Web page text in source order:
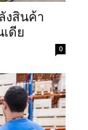
งสินค้า
ดีย
0